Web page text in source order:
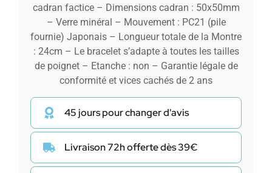
cadran factice – Dimensions cadran : 50x50mm
– Verre minéral – Mouvement : PC21 (pile
fournie) Japonais – Longueur totale de la Montre
: 24cm – Le bracelet s’adapte à toutes les tailles
de poignet – Etanche : non – Garantie légale de
conformité et vices cachés de 2 ans
45 jours pour changer d'avis
Livraison 72h offerte dès 39€